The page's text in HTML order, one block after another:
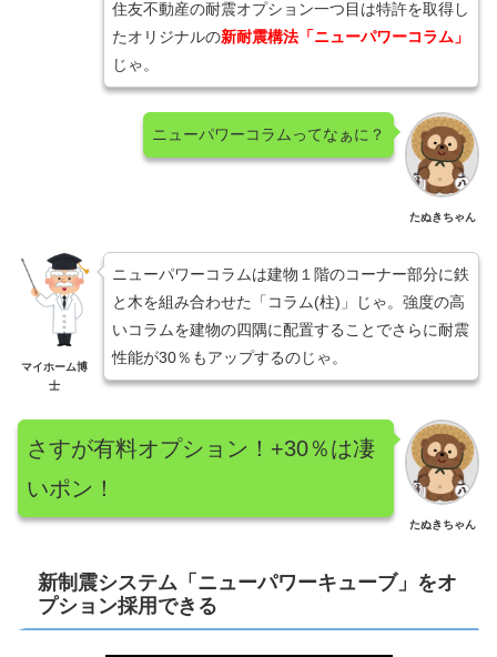
住友不動産の耐震オプション一つ目は特許を取得し
たオリジナルの新耐震構法「ニューパワーコラム」
じゃ。
たぬきちゃん
ニューパワーコラムってなぁに？
マイホーム博
士
ニューパワーコラムは建物１階のコーナー部分に鉄
と木を組み合わせた「コラム(柱)」じゃ。強度の高
いコラムを建物の四隅に配置することでさらに耐震
性能が30％もアップするのじゃ。
たぬきちゃん
さすが有料オプション！+30％は凄
いポン！
新制震システム「ニューパワーキューブ」をオ
プション採用できる